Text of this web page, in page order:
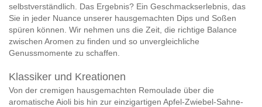
selbstverständlich. Das Ergebnis? Ein Geschmackserlebnis, das
Sie in jeder Nuance unserer hausgemachten Dips und Soßen
spüren können. Wir nehmen uns die Zeit, die richtige Balance
zwischen Aromen zu finden und so unvergleichliche
Genussmomente zu schaffen.
Klassiker und Kreationen
Von der cremigen hausgemachten Remoulade über die
aromatische Aioli bis hin zur einzigartigen Apfel-Zwiebel-Sahne-